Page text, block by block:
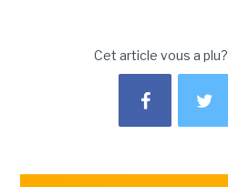
Cet article vous a plu?